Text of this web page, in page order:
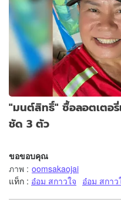
"มนต์สิทธิ์" ซื้อลอตเตอ
ชัด 3 ตัว
ขอขอบคุณ
ภาพ : oomsakaojai
แท็ก : อ๋อม สกาวใจ อ๋อม สกาว